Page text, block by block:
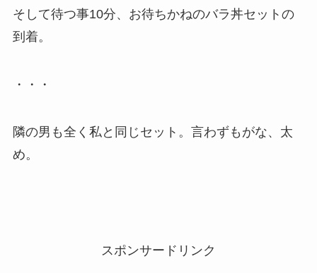
そして待つ事10分、お待ちかねのバラ丼セットの
到着。
・・・
隣の男も全く私と同じセット。言わずもがな、太
め。
スポンサードリンク